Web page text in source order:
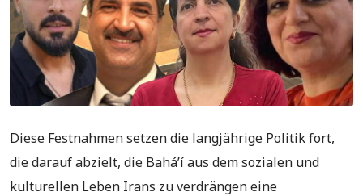
Diese Festnahmen setzen die langjährige Politik fort,
die darauf abzielt, die Bahá’í aus dem sozialen und
kulturellen Leben Irans zu verdrängen eine